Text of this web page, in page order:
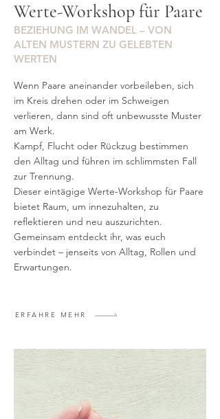
Werte-Workshop für Paare
BEZIEHUNG IM WANDEL – VON
ALTEN MUSTERN ZU GELEBTEN
WERTEN
Wenn Paare aneinander vorbeileben, sich
im Kreis drehen oder im Schweigen
verlieren, dann sind oft unbewusste Muster
am Werk.
Kampf, Flucht oder Rückzug bestimmen
den Alltag und führen im schlimmsten Fall
zur Trennung.
Dieser eintägige Werte-Workshop für Paare
bietet Raum, um innezuhalten, zu
reflektieren und neu auszurichten.
Gemeinsam entdeckt ihr, was euch
verbindet – jenseits von Alltag, Rollen und
Erwartungen.
ERFAHRE MEHR